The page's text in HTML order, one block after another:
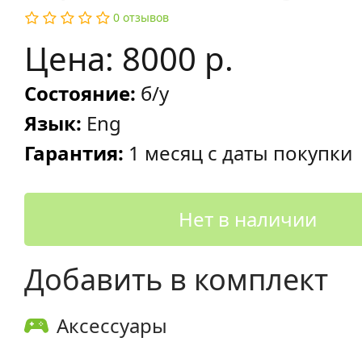
0 отзывов
Цена: 8000 р.
Состояние: б/у
Язык: Eng
Гарантия: 1 месяц с даты покупки
Нет в наличии
Добавить в комплект
Аксессуары